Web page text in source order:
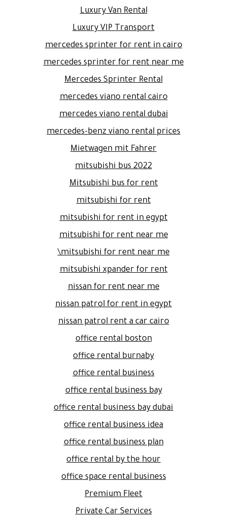
Luxury Van Rental
Luxury VIP Transport
mercedes sprinter for rent in cairo
mercedes sprinter for rent near me
Mercedes Sprinter Rental
mercedes viano rental cairo
mercedes viano rental dubai
mercedes-benz viano rental prices
Mietwagen mit Fahrer
mitsubishi bus 2022
Mitsubishi bus for rent
mitsubishi for rent
mitsubishi for rent in egypt
mitsubishi for rent near me
mitsubishi for rent near me\
mitsubishi xpander for rent
nissan for rent near me
nissan patrol for rent in egypt
nissan patrol rent a car cairo
office rental boston
office rental burnaby
office rental business
office rental business bay
office rental business bay dubai
office rental business idea
office rental business plan
office rental by the hour
office space rental business
Premium Fleet
Private Car Services